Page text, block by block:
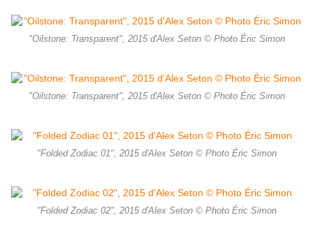
"Oilstone: Transparent", 2015 d'Alex Seton © Photo Éric Simon
"Oilstone: Transparent", 2015 d'Alex Seton © Photo Éric Simon
"Folded Zodiac 01", 2015 d'Alex Seton © Photo Éric Simon
"Folded Zodiac 02", 2015 d'Alex Seton © Photo Éric Simon